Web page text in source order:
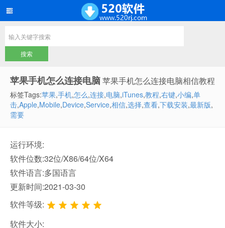
苹果手机怎么连接电脑苹果手机怎么连接电脑相信教程
标签Tags:苹果,手机,怎么,连接,电脑,iTunes,教程,右键,小编,单
击,Apple,Mobile,Device,Service,相信,选择,查看,下载安装,最新版,
需要
运行环境:
软件位数:32位/X86/64位/X64
软件语言:多国语言
更新时间:2021-03-30
软件等级:
软件大小: